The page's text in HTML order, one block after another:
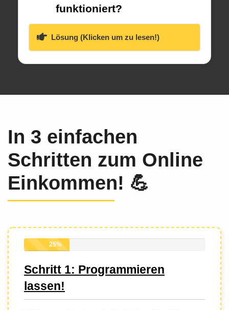
funktioniert?
Lösung (Klicken um zu lesen!)
In 3 einfachen
Schritten zum Online
Einkommen! 💪
25%
Schritt 1: Programmieren
lassen!